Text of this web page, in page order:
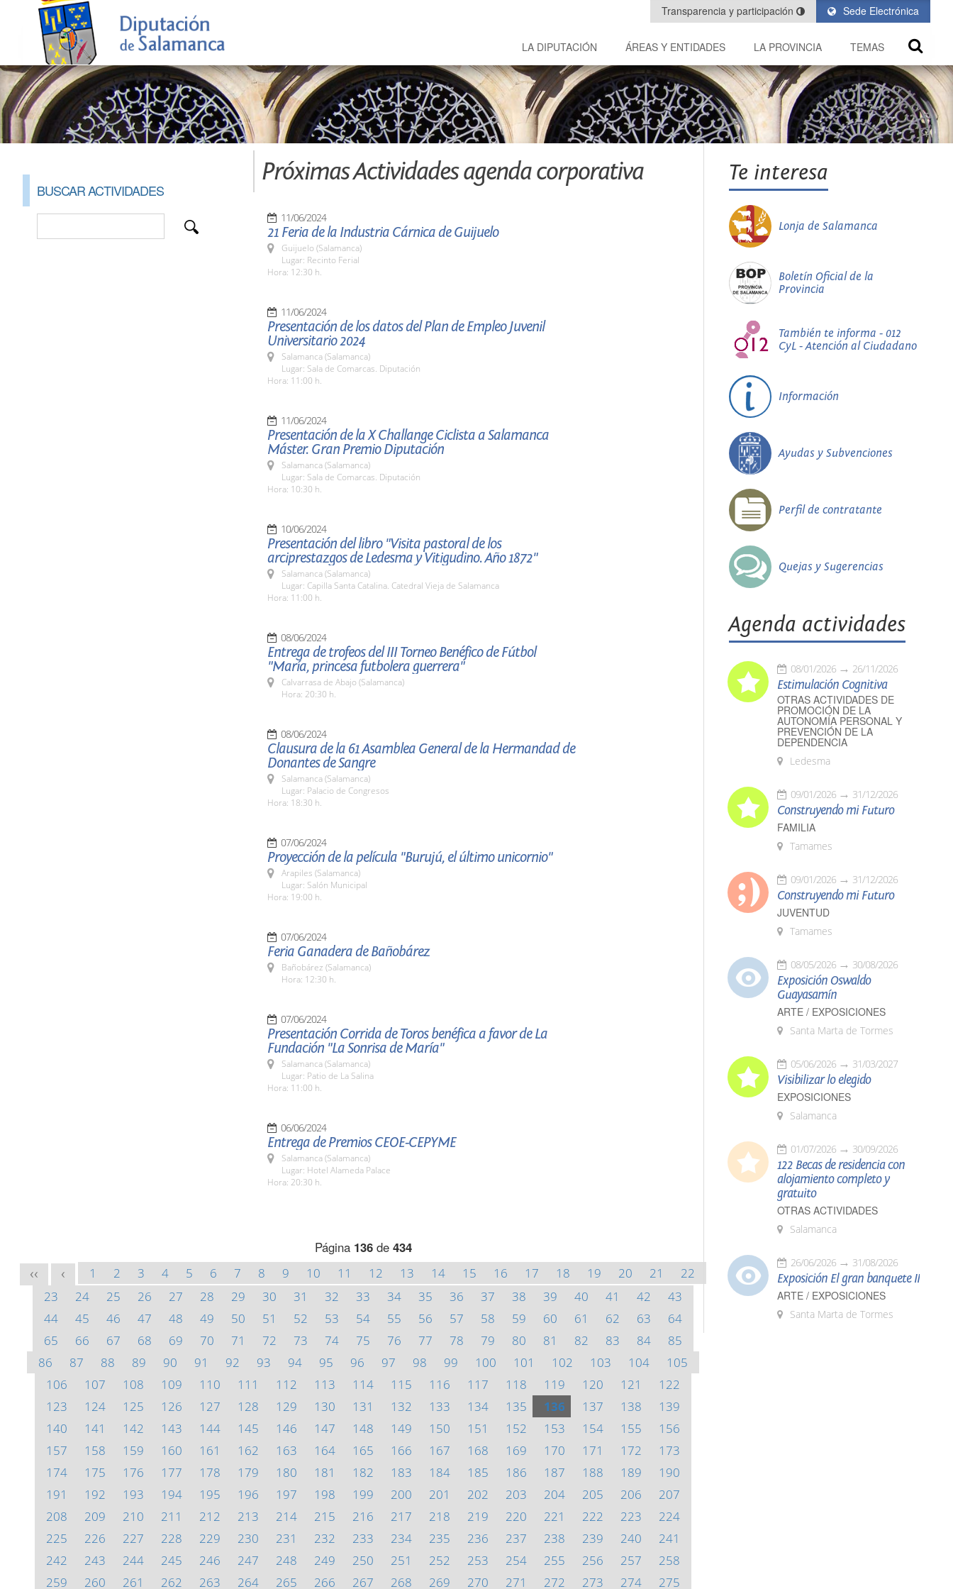
Sede Electrónica
Transparencia y participación
LA DIPUTACIÓN ÁREAS Y ENTIDADES LA PROVINCIA TEMAS
BUSCAR ACTIVIDADES
Próximas Actividades agenda corporativa
11/06/2024
21 Feria de la Industria Cárnica de Guijuelo
Guijuelo (Salamanca)
Lugar: Recinto Ferial
Hora: 12:30 h.
11/06/2024
Presentación de los datos del Plan de Empleo Juvenil
Universitario 2024
Salamanca (Salamanca)
Lugar: Sala de Comarcas. Diputación
Hora: 11:00 h.
11/06/2024
Presentación de la X Challange Ciclista a Salamanca
Máster. Gran Premio Diputación
Salamanca (Salamanca)
Lugar: Sala de Comarcas. Diputación
Hora: 10:30 h.
10/06/2024
Presentación del libro "Visita pastoral de los
arciprestazgos de Ledesma y Vitigudino. Año 1872"
Salamanca (Salamanca)
Lugar: Capilla Santa Catalina. Catedral Vieja de Salamanca
Hora: 11:00 h.
08/06/2024
Entrega de trofeos del III Torneo Benéfico de Fútbol
"María, princesa futbolera guerrera"
Calvarrasa de Abajo (Salamanca)
Hora: 20:30 h.
08/06/2024
Clausura de la 61 Asamblea General de la Hermandad de
Donantes de Sangre
Salamanca (Salamanca)
Lugar: Palacio de Congresos
Hora: 18:30 h.
07/06/2024
Proyección de la película "Burujú, el último unicornio"
Arapiles (Salamanca)
Lugar: Salón Municipal
Hora: 19:00 h.
07/06/2024
Feria Ganadera de Bañobárez
Bañobárez (Salamanca)
Hora: 12:30 h.
07/06/2024
Presentación Corrida de Toros benéfica a favor de La
Fundación "La Sonrisa de María"
Salamanca (Salamanca)
Lugar: Patio de La Salina
Hora: 11:00 h.
06/06/2024
Entrega de Premios CEOE-CEPYME
Salamanca (Salamanca)
Lugar: Hotel Alameda Palace
Hora: 20:30 h.
Página 136de 434
<< < 1 2 3 4 5 6 7 8 9 10 11 12 13 14 15 16 17 18 19 20 21
22
23
24 25 26 27 28 29 30 31 32 33 34 35 36 37 38 39 40 41 42
43
44
45 46 47 48 49 50 51 52 53 54 55 56 57 58 59 60 61 62 63
64
65
66 67 68 69 70 71 72 73 74 75 76 77 78 79 80 81 82 83 84
85
86
87 88 89 90 91 92 93 94 95 96 97 98 99 100 101 102 103 104
105
106
107 108 109 110 111 112 113 114 115 116 117 118 119 120 121
122
123
124 125 126 127 128 129 130 131 132 133 134 135 136 137 138
139
140
141 142 143 144 145 146 147 148 149 150 151 152 153 154 155
156
157
158 159 160 161 162 163 164 165 166 167 168 169 170 171 172
173
174
175 176 177 178 179 180 181 182 183 184 185 186 187 188 189
190
191
192 193 194 195 196 197 198 199 200 201 202 203 204 205 206
207
208
209 210 211 212 213 214 215 216 217 218 219 220 221 222 223
224
225
226 227 228 229 230 231 232 233 234 235 236 237 238 239 240
241
242
243 244 245 246 247 248 249 250 251 252 253 254 255 256 257
258
259
260 261 262 263 264 265 266 267 268 269 270 271 272 273 274 275
Te interesa
Lonja de Salamanca
Boletín Oficial de la
Provincia
También te informa - 012
CyL - Atención al Ciudadano
Información
Ayudas y Subvenciones
Perfil de contratante
Quejas y Sugerencias
Agenda actividades
08/01/2026 26/11/2026
Estimulación Cognitiva
OTRAS ACTIVIDADES DE
PROMOCIÓN DE LA
AUTONOMÍA PERSONAL Y
PREVENCIÓN DE LA
DEPENDENCIA
Ledesma
09/01/2026 31/12/2026
Construyendo mi Futuro
FAMILIA
Tamames
09/01/2026 31/12/2026
Construyendo mi Futuro
JUVENTUD
Tamames
08/05/2026 30/08/2026
Exposición Oswaldo
Guayasamín
ARTE / EXPOSICIONES
Santa Marta de Tormes
05/06/2026 31/03/2027
Visibilizar lo elegido
EXPOSICIONES
Salamanca
01/07/2026 30/09/2026
122 Becas de residencia con
alojamiento completo y
gratuito
OTRAS ACTIVIDADES
Salamanca
26/06/2026 31/08/2026
Exposición El gran banquete II
ARTE / EXPOSICIONES
Santa Marta de Tormes